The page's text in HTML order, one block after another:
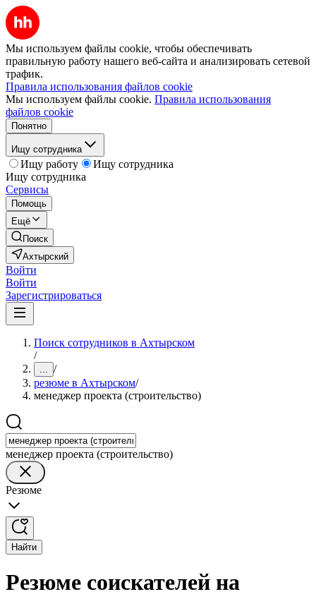
Мы используем файлы cookie, чтобы обеспечивать
правильную работу нашего веб-сайта и анализировать сетевой
трафик.
Правила использования файлов cookie
Мы используем файлы cookie. Правила использования
файлов cookie
Понятно
Ищу сотрудника
Ищу работу
Ищу сотрудника
Ищу сотрудника
Сервисы
Помощь
Ещё
Поиск
Ахтырский
Войти
Войти
Зарегистрироваться
Поиск сотрудников в Ахтырском
/
... /
резюме в Ахтырском/
менеджер проекта (строительство)
менеджер проекта (строительство)
Резюме
Найти
Резюме соискателей на